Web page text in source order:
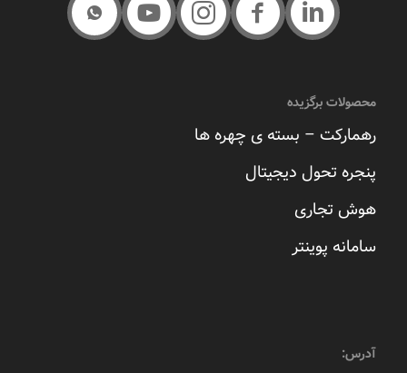
محصولات برگزیده
رهمارکت – بسته ی چهره ها
پنجره تحول دیجیتال
هوش تجاری
سامانه پوینتر
آدرس: